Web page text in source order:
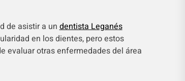
de asistir a undentista Leganés
en los dientes, pero estos
evaluar otras enfermedades del área